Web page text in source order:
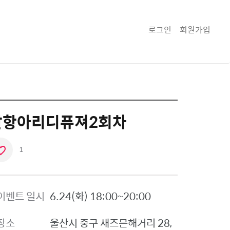
로그인 회원가입
아리디퓨져2회차
1
벤트 일시 6.24(화) 18:00~20:00
소
울산시 중구새즈믄해거리 28,